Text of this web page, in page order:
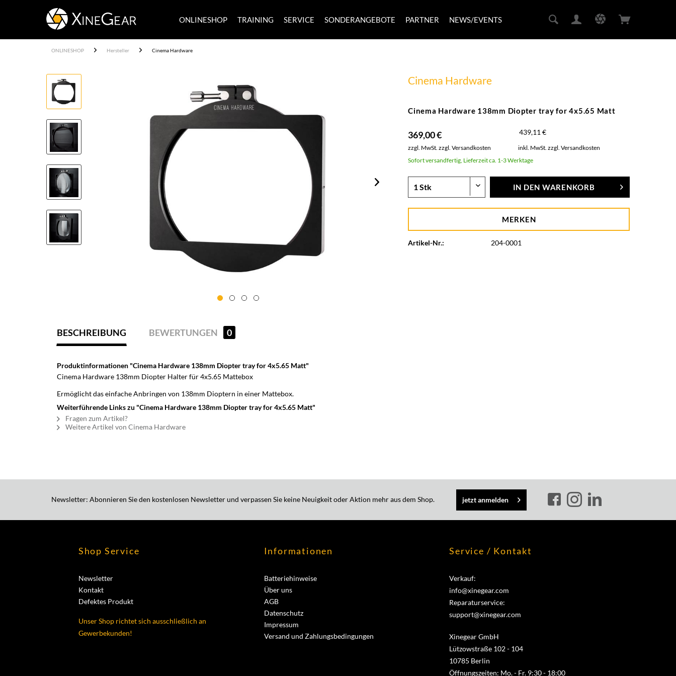
ONLINESHOP TRAINING SERVICE SONDERANGEBOTE PARTNER NEWS/EVENTS
ONLINESHOP Hersteller Cinema Hardware
Cinema Hardware
Cinema Hardware 138mm Diopter tray for 4x5.65 Matt
369,00 € 439,11 €
zzgl. MwSt.zzgl. Versandkosten inkl. MwSt.zzgl. Versandkosten
Sofort versandfertig, Lieferzeit ca. 1-3 Werktage
IN DEN WARENKORB
MERKEN
Artikel-Nr.: 204-0001
BESCHREIBUNG BEWERTUNGEN 0
Produktinformationen "Cinema Hardware 138mm Diopter tray for 4x5.65 Matt"
Cinema Hardware 138mm Diopter Halter für 4x5.65 Mattebox
Ermöglicht das einfache Anbringen von 138mm Dioptern in einer Mattebox.
Weiterführende Links zu "Cinema Hardware 138mm Diopter tray for 4x5.65 Matt"
Fragen zum Artikel?
Weitere Artikel von Cinema Hardware
Newsletter: Abonnieren Sie den kostenlosen Newsletter und verpassen Sie keine Neuigkeit oder Aktion mehr aus dem Shop. jetzt anmelden
Shop Service
Newsletter
Kontakt
Defektes Produkt
Unser Shop richtet sich ausschließlich an
Gewerbekunden!
Informationen
Batteriehinweise
Über uns
AGB
Datenschutz
Impressum
Versand und Zahlungsbedingungen
Service / Kontakt
Verkauf:
info@xinegear.com
Reparaturservice:
support@xinegear.com
Xinegear GmbH
Lützowstraße 102 - 104
10785 Berlin
Öffnungszeiten: Mo. - Fr. 9:30 - 18:00